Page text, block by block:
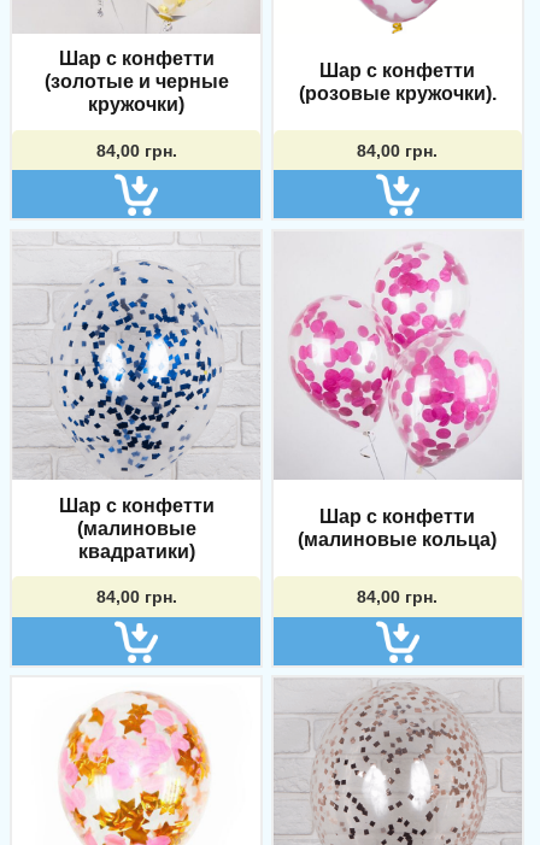
Шар с конфетти
(золотые и черные
кружочки)
84,00 грн.
Шар с конфетти
(розовые кружочки).
84,00 грн.
Шар с конфетти
(малиновые
квадратики)
84,00 грн.
Шар с конфетти
(малиновые кольца)
84,00 грн.